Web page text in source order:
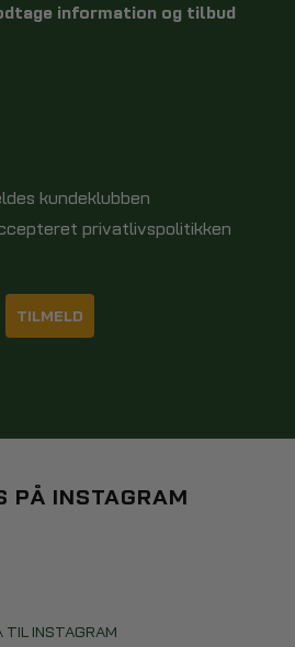
information og tilbud
kundeklubben
privatlivspolitikken
TILMELD
PÅ INSTAGRAM
TIL INSTAGRAM